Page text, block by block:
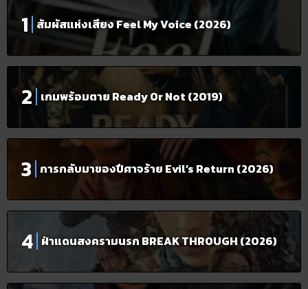
สัมผัสแห่งเสียง Feel My Voice (2026)
เกมพร้อมตาย Ready Or Not (2019)
การกลับมาของปีศาจร้าย Evil’s Return (2026)
ฝ่าแดนสงครามนรก BREAK THROUGH (2026)